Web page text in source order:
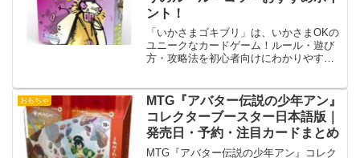
ント！
「いかさまゴキブリ」は、いかさまOKの
ユニークなカードゲーム！ルール・遊び
方・攻略法を初心者向けにわかりやすく
おもちゃ
MTG『アバター伝説の少年アン』
コレクターブースター日本語版｜
発売日・予約・注目カードまとめ
MTG『アバター伝説の少年アン』コレク